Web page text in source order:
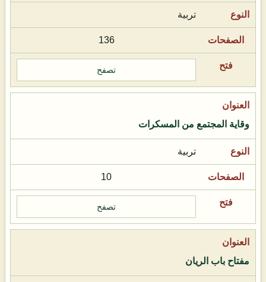
تربية
136
تصفح
وقاية المجتمع من المسكرات
تربية
10
تصفح
مفتاح باب الريان